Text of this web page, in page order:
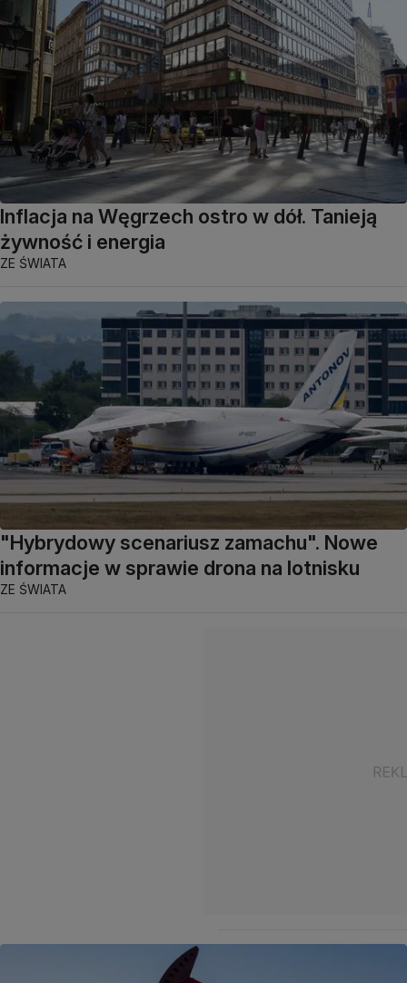
Inflacja na Węgrzech ostro w dół. Tanieją
żywność i energia
ZE ŚWIATA
"Hybrydowy scenariusz zamachu". Nowe
informacje w sprawie drona na lotnisku
ZE ŚWIATA